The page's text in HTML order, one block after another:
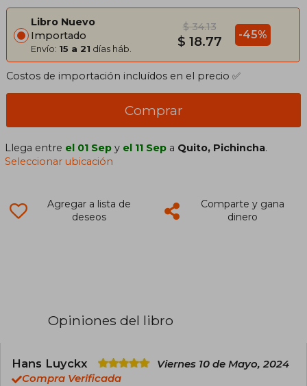
Libro Nuevo
Importado
Envío: 15 a 21 días háb.
$ 34.13
$ 18.77 -45%
Costos de importación incluídos en el precio ✅
Comprar
Llega entre el 01 Sep y el 11 Sep a Quito, Pichincha.
Seleccionar ubicación
Agregar a lista de
deseos
Comparte y gana
dinero
Opiniones del libro
Hans Luyckx
Viernes 10 de Mayo, 2024
Compra Verificada